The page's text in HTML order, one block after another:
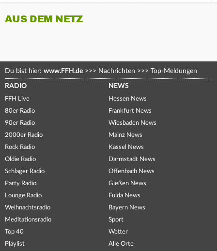
AUS DEM NETZ
Du bist hier: www.FFH.de >>> Nachrichten >>> Top-Meldungen
RADIO
FFH Live
80er Radio
90er Radio
2000er Radio
Rock Radio
Oldie Radio
Schlager Radio
Party Radio
Lounge Radio
Weihnachtsradio
Meditationsradio
Top 40
Playlist
NEWS
Hessen News
Frankfurt News
Wiesbaden News
Mainz News
Kassel News
Darmstadt News
Offenbach News
Gießen News
Fulda News
Bayern News
Sport
Wetter
Alle Orte